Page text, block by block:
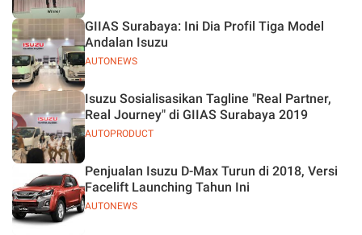
AUTONEWS
GIIAS Surabaya: Ini Dia Profil Tiga Model
Andalan Isuzu
AUTOPRODUCT
Isuzu Sosialisasikan Tagline "Real Partner,
Real Journey" di GIIAS Surabaya 2019
AUTONEWS
Penjualan Isuzu D-Max Turun di 2018, Versi
Facelift Launching Tahun Ini